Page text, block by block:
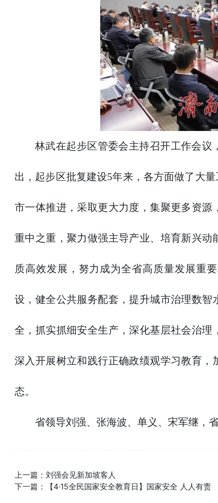
林武在起步区管委会主持召开工作会
出，起步区批复建设5年来，各方面做了大
市一体推进，采取更大力度，集聚更多资
重中之重，聚力做强主导产业、培育新兴
质高效发展，努力成为全省高质量发展重
设，健全公共服务配套，提升城市治理数
全，抓实抓细安全生产，深化基层社会治
深入开展树立和践行正确政绩观学习教育
态。
省领导刘强、张海波、单义、宋军继，
上一篇： 刘强会见新加坡客人
下一篇：
【4·15全民国家安全教育日】国家安全 人人有责